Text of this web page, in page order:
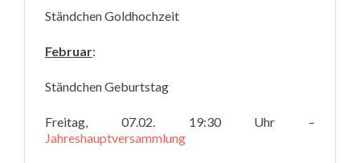
Ständchen Goldhochzeit
Februar:
Ständchen Geburtstag
Freitag, 07.02. 19:30 Uhr –
Jahreshauptversammlung